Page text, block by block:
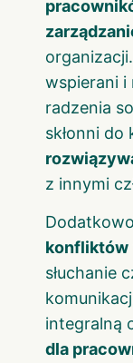
wspierani i
radzenia
skłonni
z innymi
konfliktów
słuchanie
integralną
dla